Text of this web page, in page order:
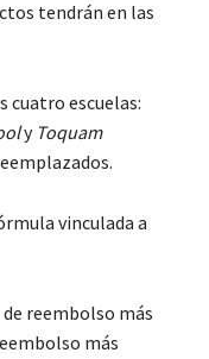
tendrán en las
escuelas:
y Toquam
vinculada a
reembolso más
más